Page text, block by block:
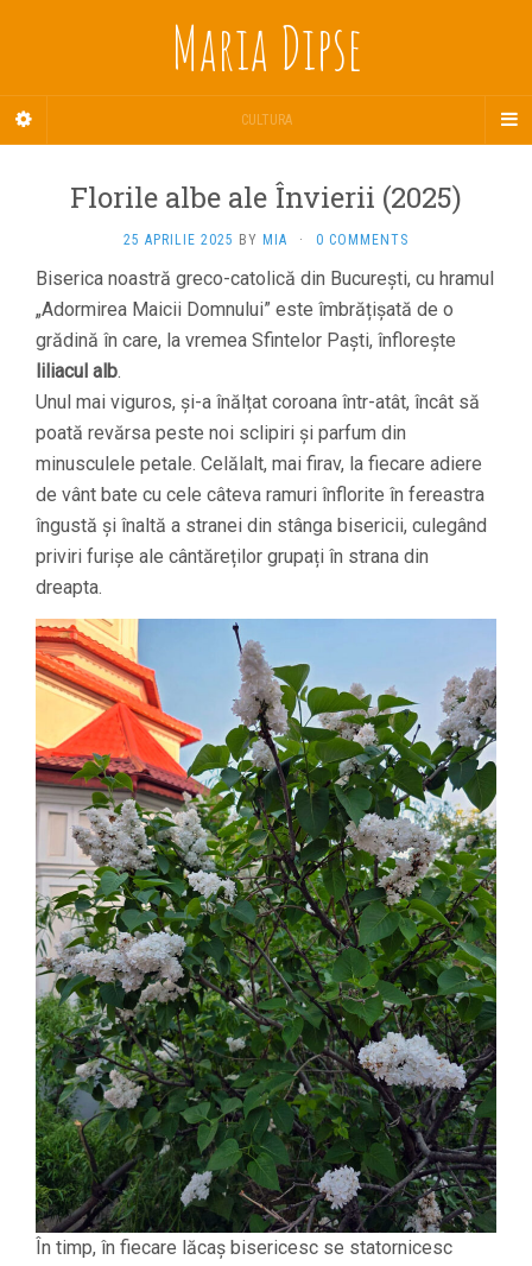
Maria Dipse
CULTURA
Florile albe ale Învierii (2025)
25 APRILIE 2025 BY MIA · 0 COMMENTS
Biserica noastră greco-catolică din București, cu hramul
„Adormirea Maicii Domnului” este îmbrățișată de o
grădină în care, la vremea Sfintelor Paști, înflorește
liliacul alb.
Unul mai viguros, și-a înălțat coroana într-atât, încât să
poată revărsa peste noi sclipiri și parfum din
minusculele petale. Celălalt, mai firav, la fiecare adiere
de vânt bate cu cele câteva ramuri înflorite în fereastra
îngustă și înaltă a stranei din stânga bisericii, culegând
priviri furișe ale cântăreților grupați în strana din
dreapta.
În timp, în fiecare lăcaș bisericesc se statornicesc